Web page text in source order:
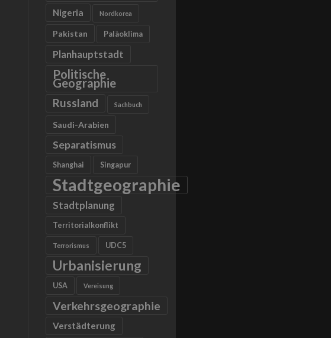
Nigeria Nordkorea
Pakistan Paläoklima
Planhauptstadt
Politische
Geographie
Russland Sachbuch
Saudi-Arabien
Separatismus
Shanghai Singapur
Stadtgeographie
Stadtplanung
Territorialkonflikt
Terrorismus UDC5
Urbanisierung
USA Vereisung
Verkehrsgeographie
Verstädterung